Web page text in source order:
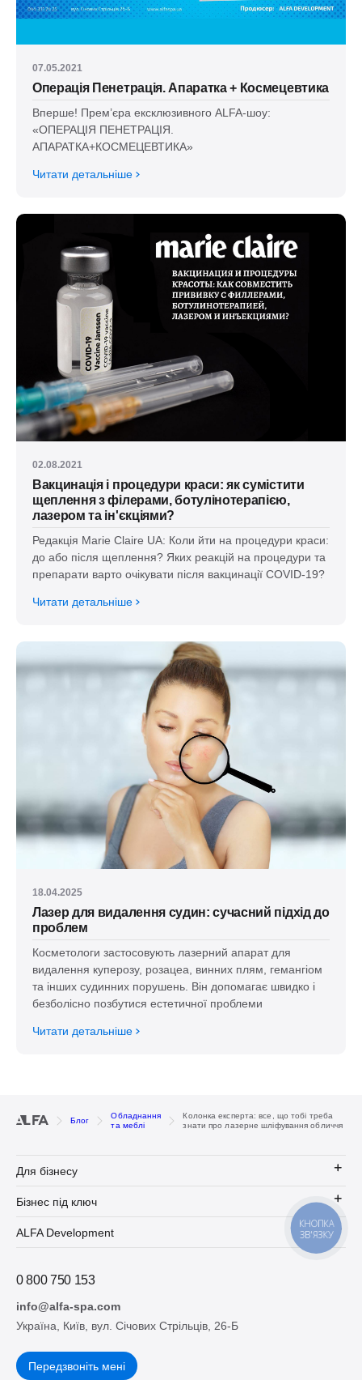
07.05.2021
Операція Пенетрація. Апаратка + Космецевтика
Вперше! Прем’єра ексклюзивного ALFA-шоу:
«ОПЕРАЦІЯ ПЕНЕТРАЦІЯ.
АПАРАТКА+КОСМЕЦЕВТИКА»
Читати детальніше
02.08.2021
Вакцинація і процедури краси: як сумістити
щеплення з філерами, ботулінотерапією,
лазером та ін'єкціями?
Редакція Marie Claire UA: Коли йти на процедури краси:
до або після щеплення? Яких реакцій на процедури та
препарати варто очікувати після вакцинації COVID-19?
Читати детальніше
18.04.2025
Лазер для видалення судин: сучасний підхід до
проблем
Косметологи застосовують лазерний апарат для
видалення куперозу, розацеа, винних плям, гемангіом
та інших судинних порушень. Він допомагає швидко і
безболісно позбутися естетичної проблеми
Читати детальніше
Блог
Обладнання
та меблі
Колонка експерта: все, що тобі треба
знати про лазерне шліфування обличчя
Для бізнесу
Бізнес під ключ
ALFA Development
0 800 750 153
info@alfa-spa.com
Україна, Київ, вул. Січових Стрільців, 26-Б
Передзвоніть мені
КНОПКА
ЗВ'ЯЗКУ